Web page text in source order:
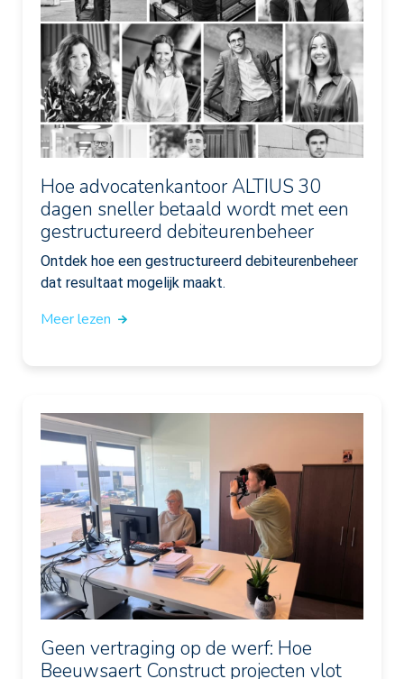
Hoe advocatenkantoor ALTIUS 30
dagen sneller betaald wordt met een
gestructureerd debiteurenbeheer
Ontdek hoe een gestructureerd debiteurenbeheer
dat resultaat mogelijk maakt.
Meer lezen
Geen vertraging op de werf: Hoe
Beeuwsaert Construct projecten vlot